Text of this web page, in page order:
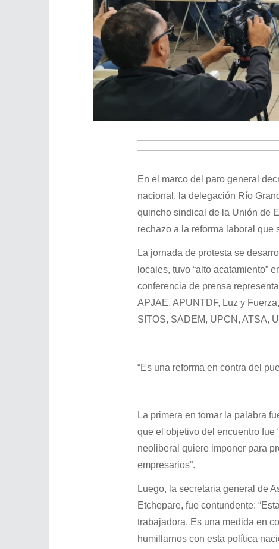
En el marco del paro general
nacional, la delegación Río
quincho sindical de la Unión de
rechazo a la reforma laboral que
La jornada de protesta se
locales, tuvo “alto acatamiento”
conferencia de prensa
APJAE, APUNTDF, Luz y
SITOS, SADEM, UPCN, ATSA,
“Es una reforma en contra del
La primera en tomar la palabra
que el objetivo del encuentro fue
neoliberal quiere imponer para
empresarios”.
Luego, la secretaria general de
Etchepare, fue contundente:
trabajadora. Es una medida en
humillarnos con esta política